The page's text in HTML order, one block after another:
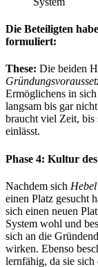
Die Beteiligten
formuliert:
These: Die beiden
Ermöglichens in
langsam bis gar
braucht viel Zeit, bis
einlässt.
Phase 4: Kultur
Nachdem sich
einen Platz gesucht
sich einen neuen
System wohl und
sich an die
wirken. Ebenso
lernfähig, da sie sich